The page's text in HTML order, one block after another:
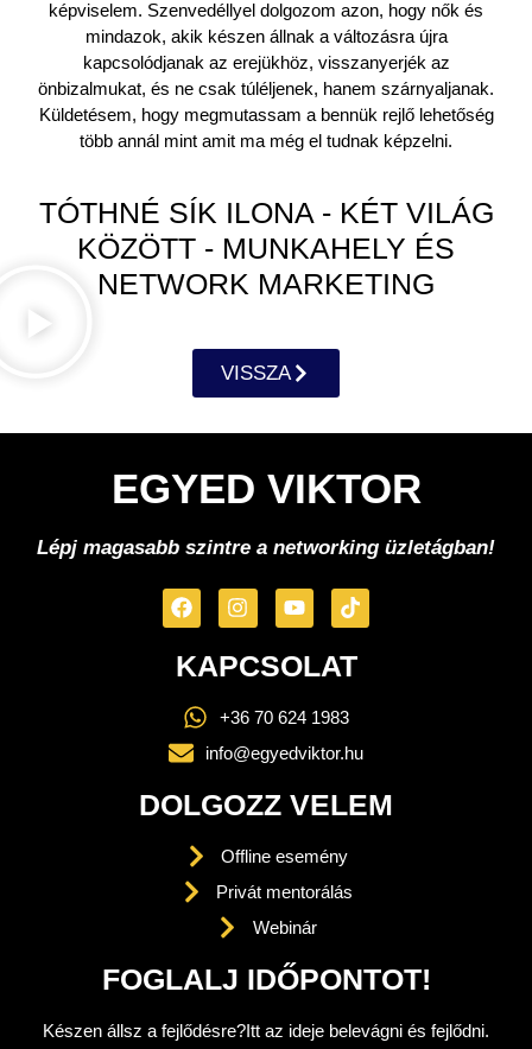
képviselem. Szenvedéllyel dolgozom azon, hogy nők és
mindazok, akik készen állnak a változásra újra
kapcsolódjanak az erejükhöz, visszanyerjék az
önbizalmukat, és ne csak túléljenek, hanem szárnyaljanak.
Küldetésem, hogy megmutassam a bennük rejlő lehetőség
több annál mint amit ma még el tudnak képzelni.
TÓTHNÉ SÍK ILONA - KÉT VILÁG
KÖZÖTT - MUNKAHELY ÉS
NETWORK MARKETING
VISSZA
EGYED VIKTOR
Lépj magasabb szintre a networking üzletágban!
KAPCSOLAT
+36 70 624 1983
info@egyedviktor.hu
DOLGOZZ VELEM
Offline esemény
Privát mentorálás
Webinár
FOGLALJ IDŐPONTOT!
Készen állsz a fejlődésre?Itt az ideje belevágni és fejlődni.